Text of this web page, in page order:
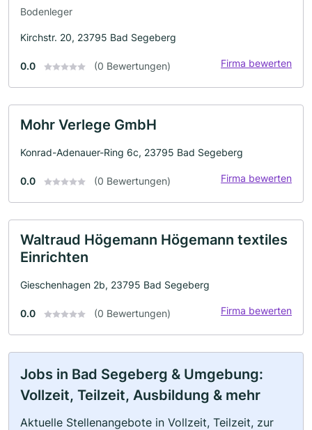
Bodenleger
Kirchstr. 20, 23795 Bad Segeberg
0.0 (0 Bewertungen) Firma bewerten
Mohr Verlege GmbH
Konrad-Adenauer-Ring 6c, 23795 Bad Segeberg
0.0 (0 Bewertungen) Firma bewerten
Waltraud Högemann Högemann textiles
Einrichten
Gieschenhagen 2b, 23795 Bad Segeberg
0.0 (0 Bewertungen) Firma bewerten
Jobs in Bad Segeberg & Umgebung:
Vollzeit, Teilzeit, Ausbildung & mehr
Aktuelle Stellenangebote in Vollzeit, Teilzeit, zur